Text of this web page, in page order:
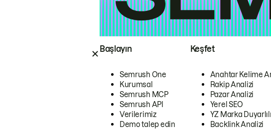
Başlayın
Semrush One
Kurumsal
Semrush MCP
Semrush API
Verilerimiz
Demo talep edin
Keşfet
Anahtar Kelime
Rakip Analizi
Pazar Analizi
Yerel SEO
YZ Marka
Backlink Analizi